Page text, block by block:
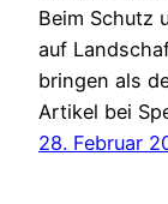
Beim Schutz
auf
bringen als
Artikel bei
28. Februar